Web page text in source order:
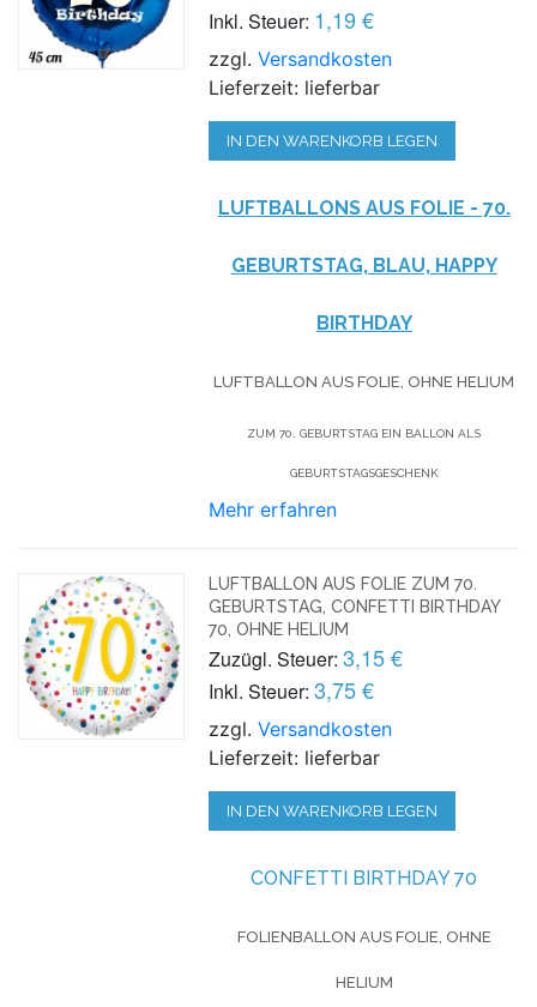
Inkl. Steuer: 1,19 €
zzgl.Versandkosten
Lieferzeit: lieferbar
IN DEN WARENKORB LEGEN
LUFTBALLONS AUS FOLIE - 70.
GEBURTSTAG, BLAU, HAPPY
BIRTHDAY
LUFTBALLON AUS FOLIE, OHNE HELIUM
ZUM 70. GEBURTSTAG EIN BALLON ALS
GEBURTSTAGSGESCHENK
Mehr erfahren
LUFTBALLON AUS FOLIE ZUM 70.
GEBURTSTAG, CONFETTI BIRTHDAY
70, OHNE HELIUM
Zuzügl. Steuer: 3,15 €
Inkl. Steuer: 3,75 €
zzgl.Versandkosten
Lieferzeit: lieferbar
IN DEN WARENKORB LEGEN
CONFETTI BIRTHDAY 70
FOLIENBALLON AUS FOLIE, OHNE
HELIUM